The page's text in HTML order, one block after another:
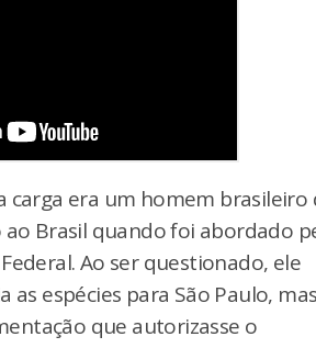
carga era um homem brasileiro
ao Brasil quando foi abordado
Ao ser questionado, ele
as espécies para São Paulo,
que autorizasse o